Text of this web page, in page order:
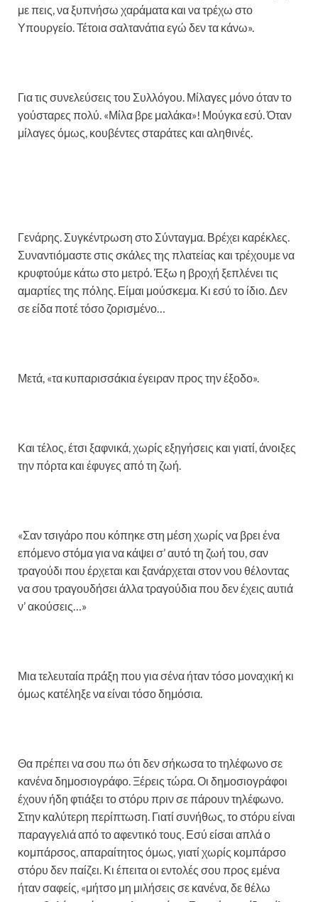
με πεις, να ξυπνήσω χαράματα και να τρέχω στο
Υπουργείο. Τέτοια σαλτανάτια εγώ δεν τα κάνω».
Για τις συνελεύσεις του Συλλόγου. Μίλαγες μόνο όταν το
γούσταρες πολύ. «Μίλα βρε μαλάκα»! Μούγκα εσύ. Όταν
μίλαγες όμως, κουβέντες σταράτες και αληθινές.
Γενάρης. Συγκέντρωση στο Σύνταγμα. Βρέχει καρέκλες.
Συναντιόμαστε στις σκάλες της πλατείας και τρέχουμε να
κρυφτούμε κάτω στο μετρό. Έξω η βροχή ξεπλένει τις
αμαρτίες της πόλης. Είμαι μούσκεμα. Κι εσύ το ίδιο. Δεν
σε είδα ποτέ τόσο ζορισμένο…
Μετά, «τα κυπαρισσάκια έγειραν προς την έξοδο».
Και τέλος, έτσι ξαφνικά, χωρίς εξηγήσεις και γιατί, άνοιξες
την πόρτα και έφυγες από τη ζωή.
«Σαν τσιγάρο που κόπηκε στη μέση χωρίς να βρει ένα
επόμενο στόμα για να κάψει σ’ αυτό τη ζωή του, σαν
τραγούδι που έρχεται και ξανάρχεται στον νου θέλοντας
να σου τραγουδήσει άλλα τραγούδια που δεν έχεις αυτιά
ν’ ακούσεις…»
Μια τελευταία πράξη που για σένα ήταν τόσο μοναχική κι
όμως κατέληξε να είναι τόσο δημόσια.
Θα πρέπει να σου πω ότι δεν σήκωσα το τηλέφωνο σε
κανένα δημοσιογράφο. Ξέρεις τώρα. Οι δημοσιογράφοι
έχουν ήδη φτιάξει το στόρυ πριν σε πάρουν τηλέφωνο.
Στην καλύτερη περίπτωση. Γιατί συνήθως, το στόρυ είναι
παραγγελιά από το αφεντικό τους. Εσύ είσαι απλά ο
κομπάρσος, απαραίτητος όμως, γιατί χωρίς κομπάρσο
στόρυ δεν παίζει. Κι έπειτα οι εντολές σου προς εμένα
ήταν σαφείς, «μήτσο μη μιλήσεις σε κανένα, δε θέλω